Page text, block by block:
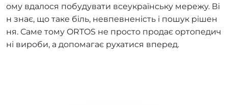
ому вдалося побудувати всеукраїнську мережу. Ві
н знає, що таке біль, невпевненість і пошук рішен
ня. Саме тому ORTOS не просто продає ортопедич
ні вироби, а допомагає рухатися вперед.